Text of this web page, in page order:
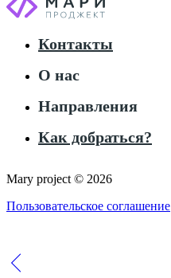
Контакты
О нас
Направления
Как добраться?
Mary project © 2026
Пользовательское соглашение